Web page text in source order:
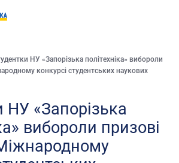
НУ «Запорізька політехніка» вибороли
конкурсі студентських наукових
НУ «Запорізька
вибороли призові